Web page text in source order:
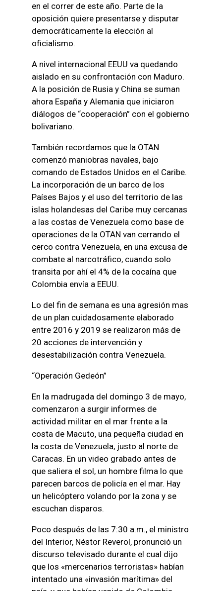
en el correr de este año. Parte de la
oposición quiere presentarse y disputar
democráticamente la elección al
oficialismo.
A nivel internacional EEUU va quedando
aislado en su confrontación con Maduro.
A la posición de Rusia y China se suman
ahora España y Alemania que iniciaron
diálogos de “cooperación” con el gobierno
bolivariano.
También recordamos que la OTAN
comenzó maniobras navales, bajo
comando de Estados Unidos en el Caribe.
La incorporación de un barco de los
Países Bajos y el uso del territorio de las
islas holandesas del Caribe muy cercanas
a las costas de Venezuela como base de
operaciones de la OTAN van cerrando el
cerco contra Venezuela, en una excusa de
combate al narcotráfico, cuando solo
transita por ahí el 4% de la cocaína que
Colombia envía a EEUU.
Lo del fin de semana es una agresión mas
de un plan cuidadosamente elaborado
entre 2016 y 2019 se realizaron más de
20 acciones de intervención y
desestabilización contra Venezuela.
“Operación Gedeón”
En la madrugada del domingo 3 de mayo,
comenzaron a surgir informes de
actividad militar en el mar frente a la
costa de Macuto, una pequeña ciudad en
la costa de Venezuela, justo al norte de
Caracas. En un video grabado antes de
que saliera el sol, un hombre filma lo que
parecen barcos de policía en el mar. Hay
un helicóptero volando por la zona y se
escuchan disparos.
Poco después de las 7:30 a.m., el ministro
del Interior, Néstor Reverol, pronunció un
discurso televisado durante el cual dijo
que los «mercenarios terroristas» habían
intentado una «invasión marítima» del